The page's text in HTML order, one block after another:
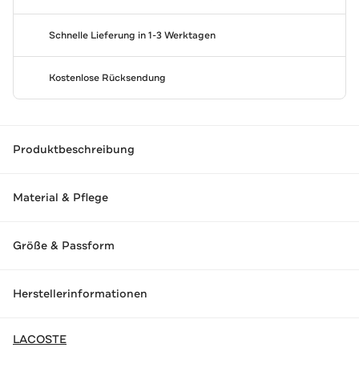
Schnelle Lieferung in 1-3 Werktagen
Kostenlose Rücksendung
Produktbeschreibung
Material & Pflege
Größe & Passform
Herstellerinformationen
LACOSTE